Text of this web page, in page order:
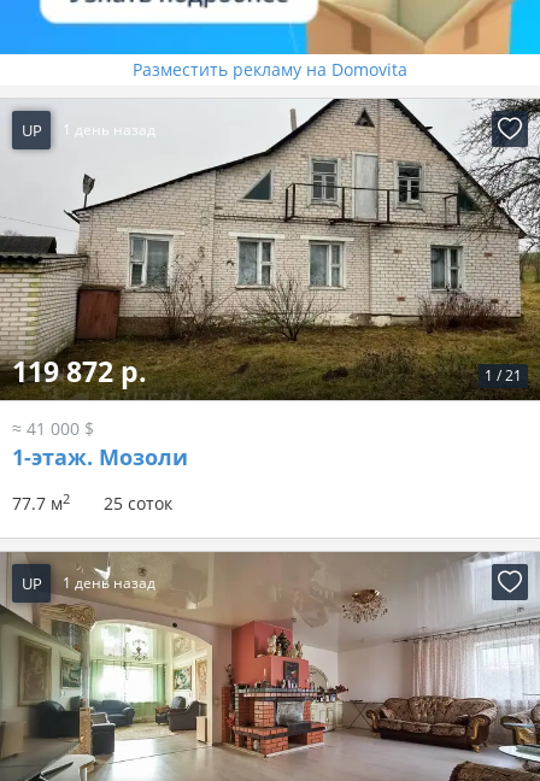
Разместить рекламу на Domovita
UP 1 день назад
1 /21
119 872 р.
≈ 41 000 $
1-этаж. Мозоли
77.7 м2 25 соток
UP 1 день назад